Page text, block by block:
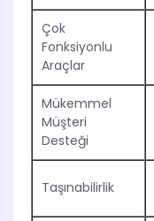
Çok
Fonksiyonlu
Araçlar
Mükemmel
Müşteri
Desteği
Taşınabilirlik